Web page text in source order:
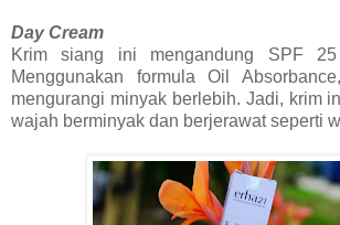
Day Cream
Krim siang ini mengandung SPF
Menggunakan formula Oil
mengurangi minyak berlebih. Jadi, krim
wajah berminyak dan berjerawat seperti